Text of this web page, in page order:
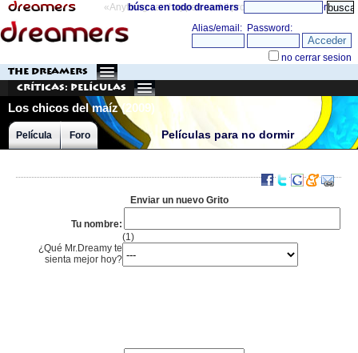
«Anything can happen and it probably will» directorio
búsca en todo dreamers
THE DREAMERS
Críticas: Películas
Los chicos del maíz (2009)
Películas para no dormir
Película Foro
Enviar un nuevo Grito
Tu nombre:
(1)
¿Qué Mr.Dreamy te
sienta mejor hoy?